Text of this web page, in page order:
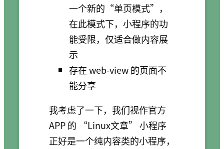
一个新的“单页模式”，
在此模式下，小程序的功
能受限，仅适合做内容展
示
存在 web-view 的页面不
能分享
我考虑了一下，我们视作官方
APP 的 “Linux文章” 小程序
正好是一个纯内容类的小程序，